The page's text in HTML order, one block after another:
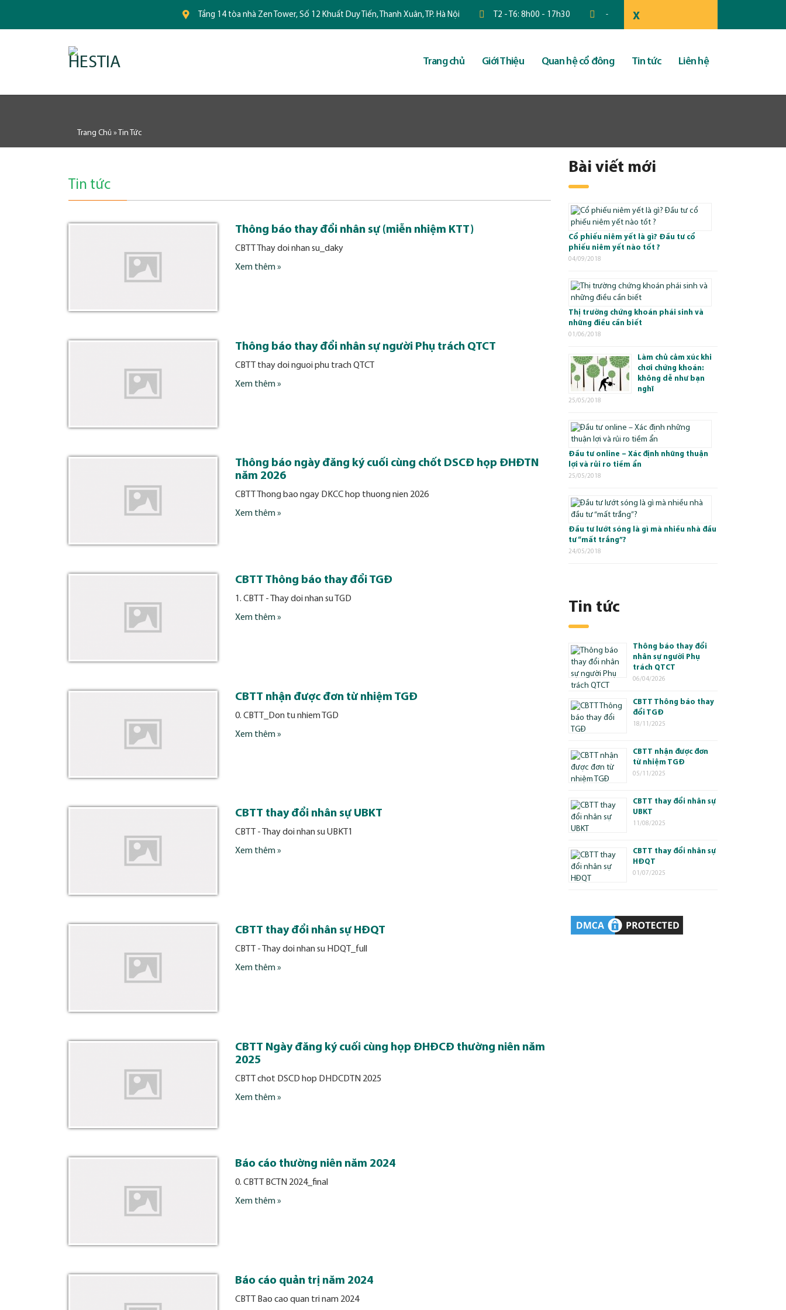
X
Tầng 14 tòa nhà Zen Tower, Số 12 Khuất Duy Tiến, Thanh Xuân, TP. Hà Nội T2 - T6: 8h00 - 17h30 -
Trang chủ Giới Thiệu Quan hệ cổ đông Tin tức Liên hệ
Trang Chủ » Tin Tức
Tin tức
Thông báo thay đổi nhân sự (miễn nhiệm KTT)
CBTT Thay doi nhan su_daky
Xem thêm »
Thông báo thay đổi nhân sự người Phụ trách QTCT
CBTT thay doi nguoi phu trach QTCT
Xem thêm »
Thông báo ngày đăng ký cuối cùng chốt DSCĐ họp ĐHĐTN
năm 2026
CBTT Thong bao ngay DKCC hop thuong nien 2026
Xem thêm »
CBTT Thông báo thay đổi TGĐ
1. CBTT - Thay doi nhan su TGD
Xem thêm »
CBTT nhận được đơn từ nhiệm TGĐ
0. CBTT_Don tu nhiem TGD
Xem thêm »
CBTT thay đổi nhân sự UBKT
CBTT - Thay doi nhan su UBKT1
Xem thêm »
CBTT thay đổi nhân sự HĐQT
CBTT - Thay doi nhan su HDQT_full
Xem thêm »
CBTT Ngày đăng ký cuối cùng họp ĐHĐCĐ thường niên năm
2025
CBTT chot DSCD hop DHDCDTN 2025
Xem thêm »
Báo cáo thường niên năm 2024
0. CBTT BCTN 2024_final
Xem thêm »
Báo cáo quản trị năm 2024
CBTT Bao cao quan tri nam 2024
Bài viết mới
Cổ phiếu niêm yết là gì? Đầu tư cổ
phiếu niêm yết nào tốt ?
04/09/2018
Thị trường chứng khoán phái sinh và
những điều cần biết
01/06/2018
Làm chủ cảm xúc khi
chơi chứng khoán:
không dễ như bạn
nghĩ
25/05/2018
Đầu tư online – Xác định những thuận
lợi và rủi ro tiềm ẩn
25/05/2018
Đầu tư lướt sóng là gì mà nhiều nhà đầu
tư “mất trắng”?
24/05/2018
Tin tức
Thông báo thay đổi
nhân sự người Phụ
trách QTCT
06/04/2026
CBTT Thông báo thay
đổi TGĐ
18/11/2025
CBTT nhận được đơn
từ nhiệm TGĐ
05/11/2025
CBTT thay đổi nhân sự
UBKT
11/08/2025
CBTT thay đổi nhân sự
HĐQT
01/07/2025